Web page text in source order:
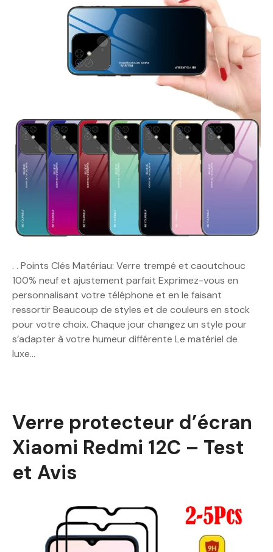
. . Points Clés Matériau: Verre trempé et caoutchouc
100% neuf et ajustement parfait Exprimez-vous en
personnalisant votre téléphone et en le faisant
ressortir Beaucoup de styles et de couleurs en stock
pour votre choix. Chaque jour changez un style pour
s’adapter à votre humeur différente Le matériel de
luxe…
Verre protecteur d’écran
Xiaomi Redmi 12C – Test
et Avis